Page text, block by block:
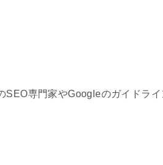
SEO専門家やGoogleのガイドライ